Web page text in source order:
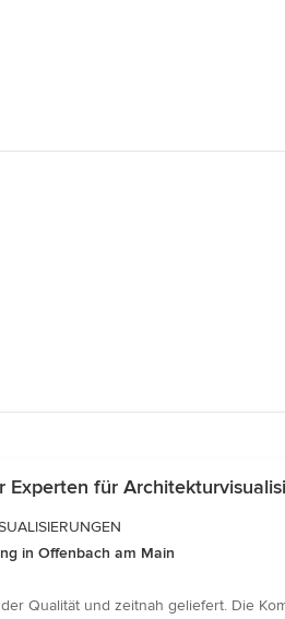
für
in Offenbach am Main
Qualität und zeitnah geliefert. Die